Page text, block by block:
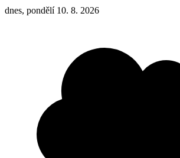
dnes, pondělí 10. 8. 2026